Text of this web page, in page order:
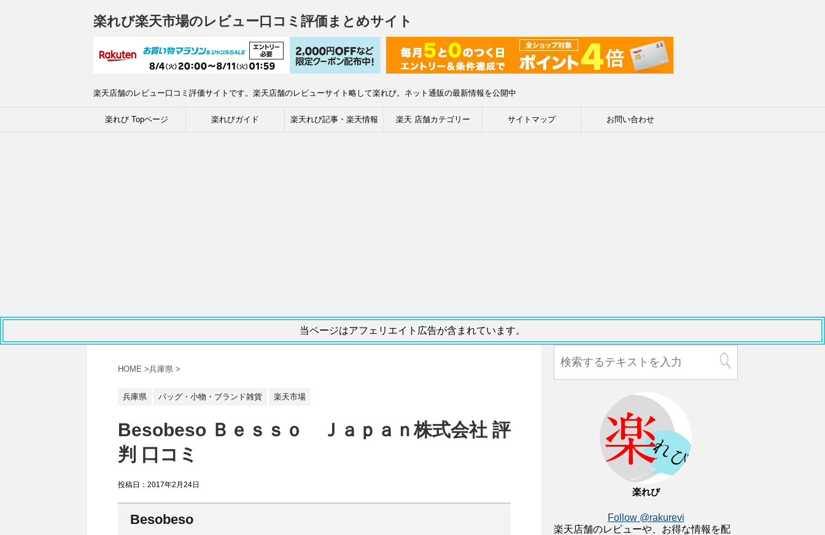
楽れび楽天市場のレビュー口コミ評価まとめサイト
楽天店舗のレビュー口コミ評価サイトです。楽天店舗のレビューサイト略して楽れび。ネット通販の最新情報を公開中
楽れび Topページ 楽れびガイド 楽天れび記事・楽天情報 楽天 店舗カテゴリー サイトマップ お問い合わせ
当ページはアフェリエイト広告が含まれています。
HOME >兵庫県 >
兵庫県 バッグ・小物・ブランド雑貨 楽天市場
Besobeso Ｂｅｓｓｏ Ｊａｐａｎ株式会社 評
判 口コミ
投稿日： 2017年2月24日
Besobeso
楽れび
Follow @rakurevi
楽天店舗のレビューや、お得な情報を配